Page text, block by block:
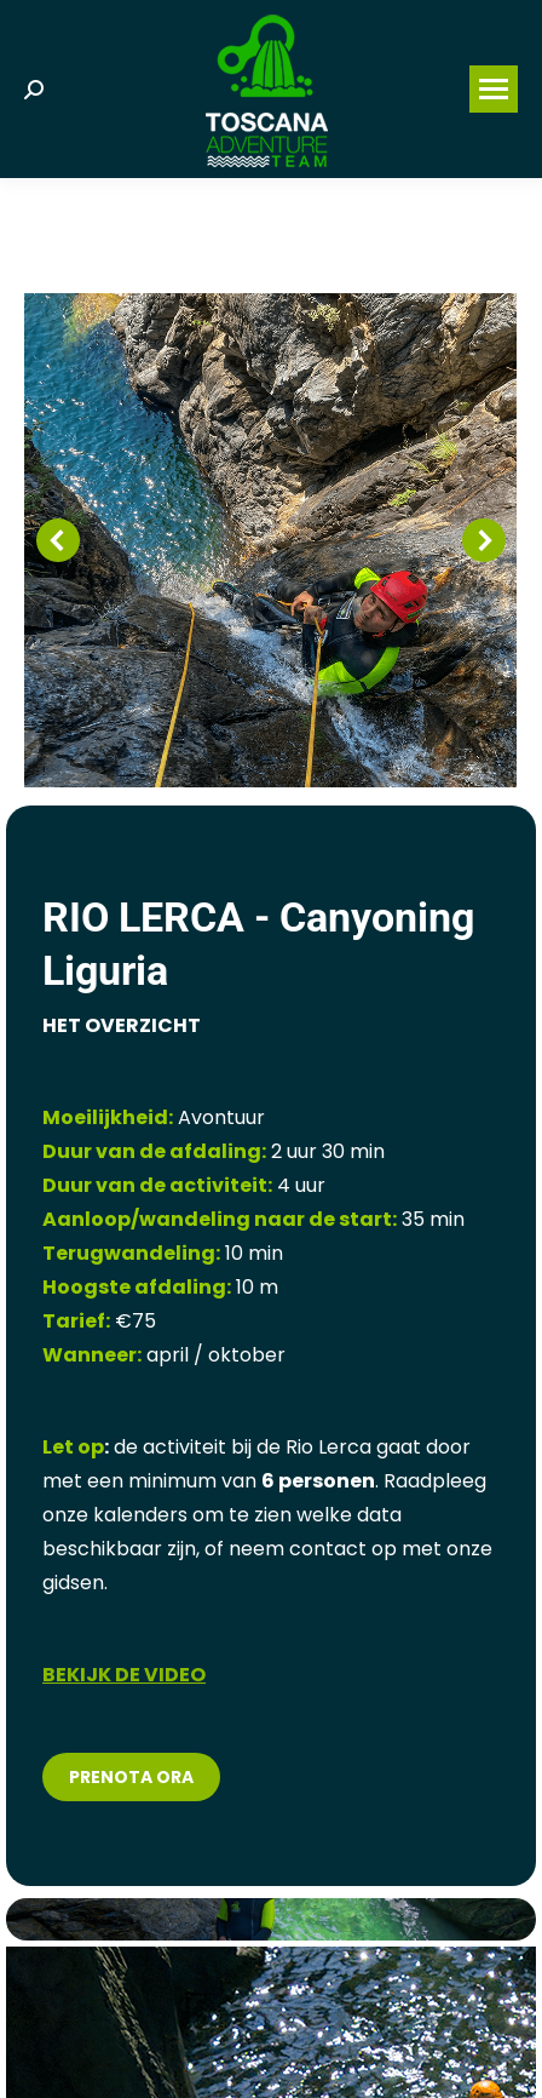
Search:
RIO LERCA - Canyoning
Liguria
HET OVERZICHT
Moeilijkheid:Avontuur
Duur van de afdaling:2 uur 30 min
Duur van de activiteit: 4 uur
Aanloop/wandeling naar de start:35 min
Terugwandeling:10 min
Hoogste afdaling:10 m
Tarief: €75
Wanneer:april / oktober
Let op:de activiteit bij de Rio Lerca gaat door
met een minimum van 6 personen. Raadpleeg
onze kalenders om te zien welke data
beschikbaar zijn, of neem contact op met onze
gidsen.
BEKIJK DE VIDEO
PRENOTA ORA